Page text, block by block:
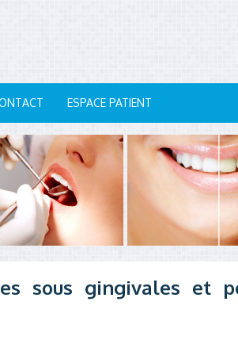
ESPACE PATIENT
sous gingivales et